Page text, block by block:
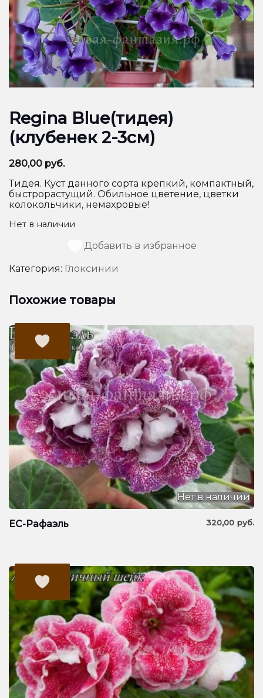
Regina Blue(тидея)
(клубенек 2-3см)
280,00 руб.
Тидея. Куст данного сорта крепкий, компактный,
быстрорастущий. Обильное цветение, цветки
колокольчики, немахровые!
Нет в наличии
Добавить в избранное
Категория: Глоксинии
Похожие товары
ЕС-Рафаэль 320,00 руб.
Нет в наличии